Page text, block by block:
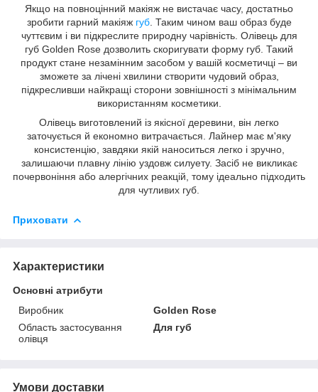
Якщо на повноцінний макіяж не вистачає часу, достатньо
зробити гарний макіяж губ. Таким чином ваш образ буде
чуттєвим і ви підкреслите природну чарівність. Олівець для
губ Golden Rose дозволить скоригувати форму губ. Такий
продукт стане незамінним засобом у вашій косметичці – ви
зможете за лічені хвилини створити чудовий образ,
підкресливши найкращі сторони зовнішності з мінімальним
використанням косметики.
Олівець виготовлений із якісної деревини, він легко
заточується й економно витрачається. Лайнер має м'яку
консистенцію, завдяки якій наноситься легко і зручно,
залишаючи плавну лінію уздовж силуету. Засіб не викликає
почервоніння або алергічних реакцій, тому ідеально підходить
для чутливих губ.
Приховати
Характеристики
Основні атрибути
Виробник
Golden Rose
Область застосування
олівця
Для губ
Умови доставки